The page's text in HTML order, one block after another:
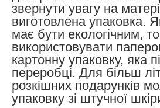
звернути увагу на
виготовлена упаковка.
має бути екологічним,
використовувати
картонну упаковку, яка
переробці. Для більш
розкішних подарунків
упаковку зі штучної